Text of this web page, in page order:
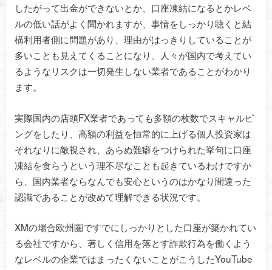
したがって出金ができないとか、口座凍結になるとかレベ
ルの低い話がよく聞かれますが、事情をしっかり聴くと結
構利用者側に問題があり、理由がはっきりしていることが
多いことも見えてくることになり、人々が国内で考えてい
るようなリスクは一切発生しない業者であることがわかり
ます。
実際国内の店頭FX業者であっても多額の枚数でスキャルピ
ングをしたり、高額の利益を恒常的に上げる個人投資家は
それなりに敵視され、あらぬ難癖をつけられた挙句に口座
凍結を食らうという理不尽なことも起きているわけですか
ら、国内業者ならなんでも安心というのはかなり間違った
認識であることが改めて理解できる状況です。
XMの場合欧州圏ですでにしっかりとした口座が築かれてい
る会社ですから、著しく信用を落とす詐欺行為を働くよう
なレベルの企業ではまったくないことがこうしたYouTube